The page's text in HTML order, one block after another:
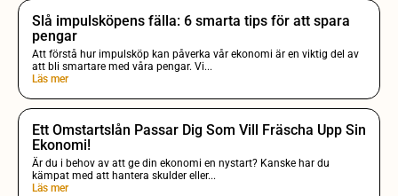
Slå impulsköpens fälla: 6 smarta tips för att spara
pengar
Att förstå hur impulsköp kan påverka vår ekonomi är en viktig del av
att bli smartare med våra pengar. Vi...
Läs mer
Ett Omstartslån Passar Dig Som Vill Fräscha Upp Sin
Ekonomi!
Är du i behov av att ge din ekonomi en nystart? Kanske har du
kämpat med att hantera skulder eller...
Läs mer